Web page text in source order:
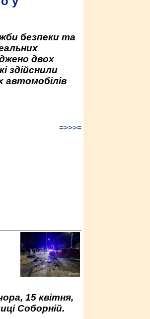
безпеки та
двох
здійснили
автомобілів
=>>>=
15 квітня,
Соборній.